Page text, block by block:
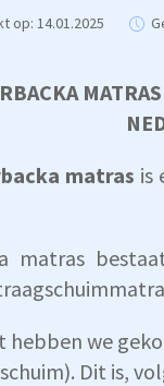
op: 14.01.2025
matras is
matras
hebben we
Dit is,